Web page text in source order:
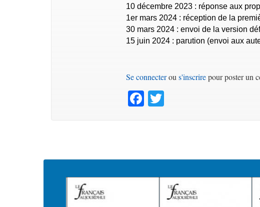
10 décembre 2023 : réponse aux
1er mars 2024 : réception de la
30 mars 2024 : envoi de la version
15 juin 2024 : parution (envoi aux
Se connecterous'inscrirepour poster un
Facebook